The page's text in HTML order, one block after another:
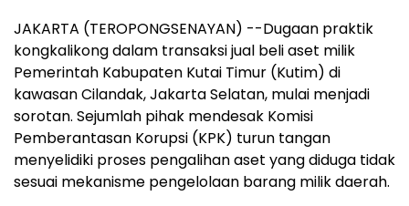
JAKARTA (TEROPONGSENAYAN) --Dugaan praktik
kongkalikong dalam transaksi jual beli aset milik
Pemerintah Kabupaten Kutai Timur (Kutim) di
kawasan Cilandak, Jakarta Selatan, mulai menjadi
sorotan. Sejumlah pihak mendesak Komisi
Pemberantasan Korupsi (KPK) turun tangan
menyelidiki proses pengalihan aset yang diduga tidak
sesuai mekanisme pengelolaan barang milik daerah.